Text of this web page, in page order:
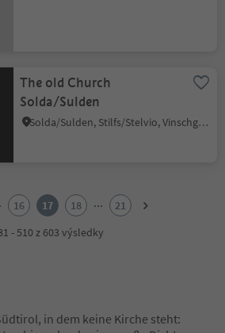
The old Church
Solda/Sulden
Solda/Sulden, Stilfs/Stelvio, Vinschgau/Val Venosta
16 17 18 ...
21
- 510 z 603 výsledky
in dem keine Kirche steht: